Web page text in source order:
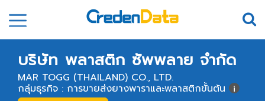
บริษัท พลาสติก ซัพพลาย จำกัด
MAR TOGG (THAILAND) CO., LTD.
กลุ่มธุรกิจ : การขายส่งยางพาราและพลาสติกขั้นต้น